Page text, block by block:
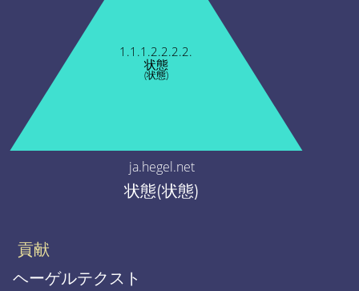
1.1.1.2.2.2.2.
状態
(状態)
ja.hegel.net
状態(状態)
貢献
ヘーゲルテクスト